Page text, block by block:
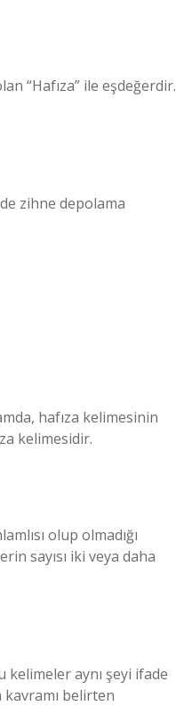
“Hafıza” ile eşdeğerdir.
zihne depolama
hafıza kelimesinin
kelimesidir.
olup olmadığı
sayısı iki veya daha
kelimeler aynı şeyi ifade
kavramı belirten